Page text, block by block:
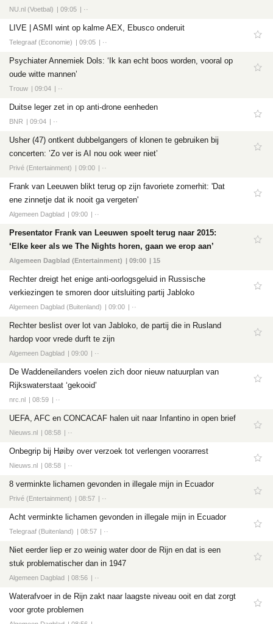
NU.nl (Voetbal) 09:05 ··
LIVE | ASMI wint op kalme AEX, Ebusco onderuit
Telegraaf (Economie) 09:05 ··
Psychiater Annemiek Dols: ‘Ik kan echt boos worden, vooral op
oude witte mannen’
Trouw 09:04 ··
Duitse leger zet in op anti-drone eenheden
BNR 09:04 ··
Usher (47) ontkent dubbelgangers of klonen te gebruiken bij
concerten: ’Zo ver is AI nou ook weer niet’
Privé (Entertainment) 09:00 ··
Frank van Leeuwen blikt terug op zijn favoriete zomerhit: 'Dat
ene zinnetje dat ik nooit ga vergeten'
Algemeen Dagblad 09:00 ··
Presentator Frank van Leeuwen spoelt terug naar 2015:
‘Elke keer als we The Nights horen, gaan we erop aan’
Algemeen Dagblad (Entertainment) 09:00 15
Rechter dreigt het enige anti-oorlogsgeluid in Russische
verkiezingen te smoren door uitsluiting partij Jabloko
Algemeen Dagblad (Buitenland) 09:00 ··
Rechter beslist over lot van Jabloko, de partij die in Rusland
hardop voor vrede durft te zijn
Algemeen Dagblad 09:00 ··
De Waddeneilanders voelen zich door nieuw natuurplan van
Rijkswaterstaat ‘gekooid’
nrc.nl 08:59 ··
UEFA, AFC en CONCACAF halen uit naar Infantino in open brief
Nieuws.nl 08:58 ··
Onbegrip bij Høiby over verzoek tot verlengen voorarrest
Nieuws.nl 08:58 ··
8 verminkte lichamen gevonden in illegale mijn in Ecuador
Privé (Entertainment) 08:57 ··
Acht verminkte lichamen gevonden in illegale mijn in Ecuador
Telegraaf (Buitenland) 08:57 ··
Niet eerder liep er zo weinig water door de Rijn en dat is een
stuk problematischer dan in 1947
Algemeen Dagblad 08:56 ··
Waterafvoer in de Rijn zakt naar laagste niveau ooit en dat zorgt
voor grote problemen